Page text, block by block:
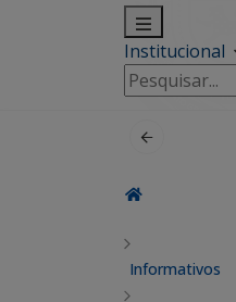
Institucional
Pesquisar
por:
Informativos